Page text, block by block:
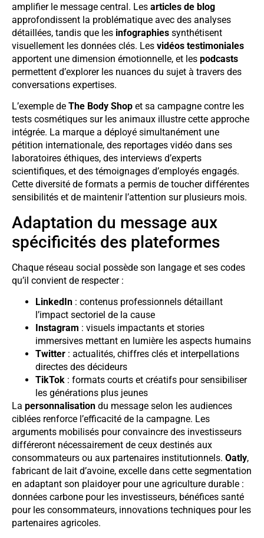
amplifier le message central. Les articles de blog
approfondissent la problématique avec des analyses
détaillées, tandis que les infographies synthétisent
visuellement les données clés. Les vidéos testimoniales
apportent une dimension émotionnelle, et les podcasts
permettent d’explorer les nuances du sujet à travers des
conversations expertises.
L’exemple de The Body Shop et sa campagne contre les
tests cosmétiques sur les animaux illustre cette approche
intégrée. La marque a déployé simultanément une
pétition internationale, des reportages vidéo dans ses
laboratoires éthiques, des interviews d’experts
scientifiques, et des témoignages d’employés engagés.
Cette diversité de formats a permis de toucher différentes
sensibilités et de maintenir l’attention sur plusieurs mois.
Adaptation du message aux
spécificités des plateformes
Chaque réseau social possède son langage et ses codes
qu’il convient de respecter :
LinkedIn : contenus professionnels détaillant
l’impact sectoriel de la cause
Instagram : visuels impactants et stories
immersives mettant en lumière les aspects humains
Twitter : actualités, chiffres clés et interpellations
directes des décideurs
TikTok : formats courts et créatifs pour sensibiliser
les générations plus jeunes
La personnalisation du message selon les audiences
ciblées renforce l’efficacité de la campagne. Les
arguments mobilisés pour convaincre des investisseurs
différeront nécessairement de ceux destinés aux
consommateurs ou aux partenaires institutionnels. Oatly,
fabricant de lait d’avoine, excelle dans cette segmentation
en adaptant son plaidoyer pour une agriculture durable :
données carbone pour les investisseurs, bénéfices santé
pour les consommateurs, innovations techniques pour les
partenaires agricoles.